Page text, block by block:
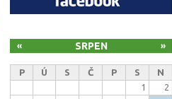
SRPEN
« »
P Ú S Č P S
N
1
2